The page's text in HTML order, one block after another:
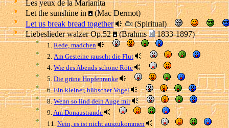
Les yeux de la Marianita
Let the sunshine in
(Mac Dermot)
Let us break bread together
(Spiritual)
Liebeslieder walzer Op.52 (Brahms 1833-1897)
1.Rede, madchen
2.Am Gesteine rauscht die Flut
4.Wie des Abends schöne Röte
5.Die grüne Hopfenranke
6.Ein kleiner, hübscher Vogel
8.Wenn so lind dein Auge mir
9.Am Donaustrande
11. Nein, es ist nicht auszukommen